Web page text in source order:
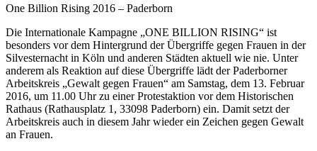
One Billion Rising 2016 – Paderborn
Die Internationale Kampagne „ONE BILLION RISING“ ist
besonders vor dem Hintergrund der Übergriffe gegen Frauen in der
Silvesternacht in Köln und anderen Städten aktuell wie nie. Unter
anderem als Reaktion auf diese Übergriffe lädt der Paderborner
Arbeitskreis „Gewalt gegen Frauen“ am Samstag, dem 13. Februar
2016, um 11.00 Uhr zu einer Protestaktion vor dem Historischen
Rathaus (Rathausplatz 1, 33098 Paderborn) ein. Damit setzt der
Arbeitskreis auch in diesem Jahr wieder ein Zeichen gegen Gewalt
an Frauen.